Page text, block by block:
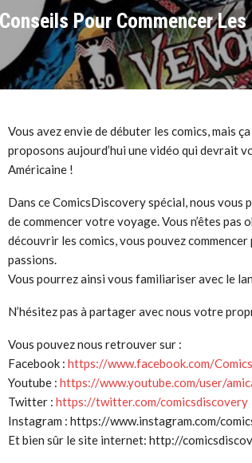
Pour Commencer
Vous avez envie de débuter les comics, mais
proposons aujourd’hui une vidéo qui devrait
Américaine !
Dans ce ComicsDiscovery spécial, nous
de commencer votre voyage. Vous n’êtes
découvrir les comics, vous pouvez
passions.
Vous pourrez ainsi vous familiariser avec le
N’hésitez pas à partager avec nous votre
Vous pouvez nous retrouver sur :
Facebook :https://www.facebook.com/
Youtube :https://www.youtube.com/user/
Twitter :https://twitter.com/comicsdiscovery
Instagram : https://www.instagram.com/
Et bien sûr le site internet: http://